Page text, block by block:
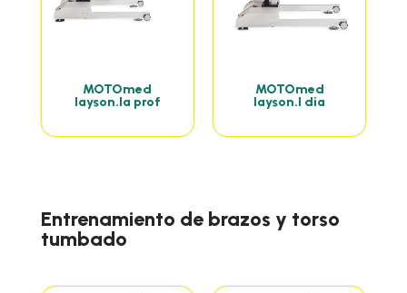
MOTOmed
layson.la prof
MOTOmed
layson.l dia
Entrenamiento de brazos y torso
tumbado